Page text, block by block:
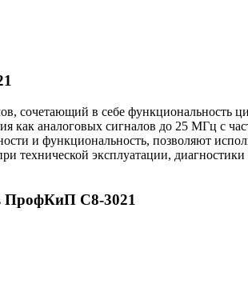
сочетающий в себе функциональность
как аналоговых сигналов до 25 МГц с
и функциональность, позволяют
эксплуатации,
ПрофКиП С8-3021